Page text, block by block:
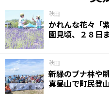
秋田
かれんな花々「
園見頃、２８日
秋田
新緑のブナ林や
真昼山で町民登